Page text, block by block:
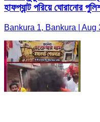
হাফপ্যান্ট পরিয়ে ঘোরানোর
Bankura 1, Bankura | Aug